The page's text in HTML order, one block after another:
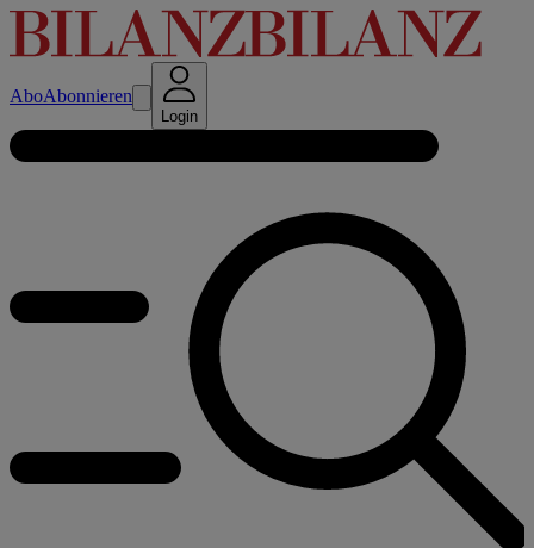
AboAbonnieren
Login